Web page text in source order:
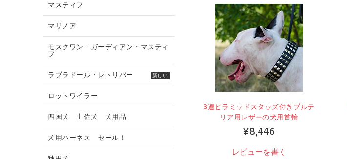
3連ピラミッドスタッズ付きブルテ
リア用レザーの犬用首輪
¥8,446
レビューを書く
マスティフ
マリノア
モスクワン・ガーディアン・マスティ
フ
ラブラドール・レトリバー 新しい
ロットワイラー
四国犬 土佐犬 犬用品
犬用ハーネス セール！